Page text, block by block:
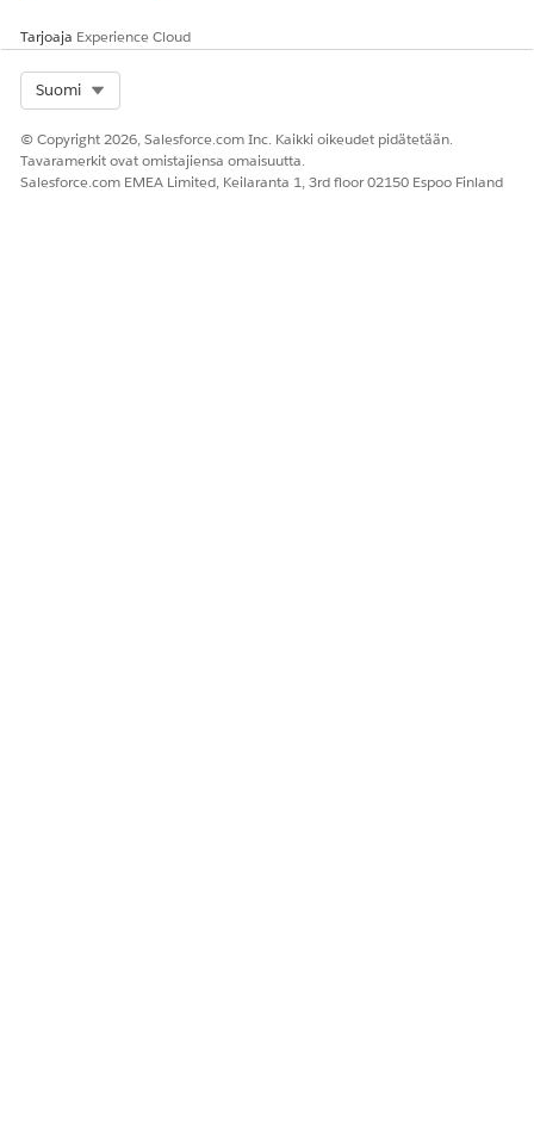
Anna palautetta, jotta voimme kehittyä!
Kyllä
Tarjoaja Experience Cloud
Suomi
© Copyright 2026, Salesforce.com Inc. Kaikki oikeudet pidätetään.
Tavaramerkit ovat omistajiensa omaisuutta.
Salesforce.com EMEA Limited, Keilaranta 1, 3rd floor 02150 Espoo Finland